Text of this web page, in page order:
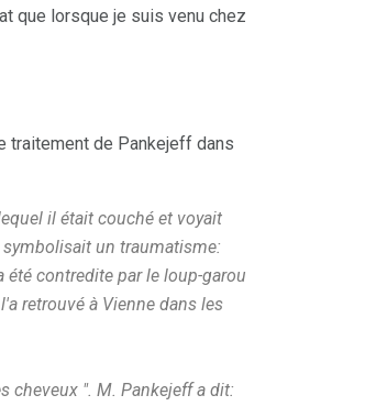
que lorsque je suis venu chez
traitement de Pankejeff dans
il était couché et voyait
un traumatisme:
contredite par le loup-garou
retrouvé à Vienne dans les
cheveux ". M. Pankejeff a dit: